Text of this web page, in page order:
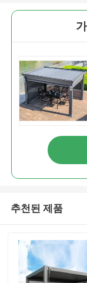
추천된 제품